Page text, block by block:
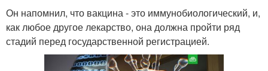
Он напомнил, что вакцина - это иммунобиологический, и,
как любое другое лекарство, она должна пройти ряд
стадий перед государственной регистрацией.